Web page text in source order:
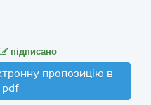
підписано
пропозицію в
pdf